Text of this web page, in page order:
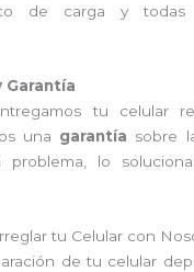
de carga y todas
Garantía
tu celular
una garantía sobre
problema, lo
tu Celular con
de tu celular